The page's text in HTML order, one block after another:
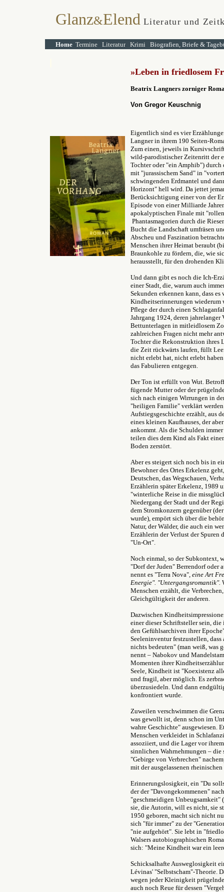
Glanz&Elend Literatur und
Home Termine Literatur Krimi Biografien, Briefe &
»Leben in friedlosem
Beatrix Langners zorniger
Von Gregor Keuschnig
Eigentlich sind es vier
Langner in ihrem 190 Seiten-
Zum einen, jeweils in
wild-parodistischer Zeitenritt der
Tochter oder "ein Amphib")
mit "jurassischem Sand" in
schwingenden Erdmantel und
Horizont" hell wird. Da jettet
Berücksichtigung einer von der
Episode von einer Milliarde
apokalyptischen Finale mit
Phantasmagorien durch die
Bucht die Landschaft umfräsen
Abscheu und Faszination
Menschen ihrer Heimat beraubt
Braunkohle zu fördern, die, wie
herausstellt, für den drohenden
Und dann gibt es noch die Ich-
einer Stadt, die, warum auch
Sekunden erkennen kann, dass
Kindheitserinnerungen wiederum
Pflege der durch einen
Jahrgang 1924, deren
Bettunterlagen in mitleidlosem
zahlreichen Fragen nicht mehr
Tochter die Rekonstruktion ihres
die Zeit rückwärts laufen, füllt
nicht erlebt hat, nicht erlebt
das Fabulieren entgegen.
Der Ton ist erfüllt von Wut.
fügende Mutter oder der
sich nach einigen Wirrungen in
"heiligen Familie" verklärt
Aufstiegsgeschichte erzählt, aus
eines kleinen Kaufhauses, der
ankommt. Als die Schulden
teilen dies dem Kind als Fakt
Boden zerstört.
Aber es steigert sich noch bis in
Bewohner des Ortes Erkelenz
Deutschen, das Wegschauen,
Erzählerin später Erkelenz, 1989
"winterliche Reise in die
Niedergang der Stadt und der
dem Stromkonzern gegenüber
wurde), empört sich über die
Natur, der Wälder, die auch ein
Erzählerin der Verlust der Spuren
"Un-Ort".
Noch einmal, so der Subkontext,
"Dorf der Juden" Berrendorf oder
nennt es "Terra Nova", eine Art
Energie". "Untergangsromantik".
Menschen erzählt, die
Gleichgültigkeit der anderen.
Dazwischen
einer dieser Schriftsteller sein,
den Gefühlsarchiven ihrer
Seeleninventur festzustellen,
nichts bedeuten" (man weiß, was
nennt – Nabokov und
Momenten ihrer
Seele, Kindheit ist "Koexistenz
und fragil, aber möglich. Es
überzusiedeln. Und dann
konfrontiert wurde.
Zuweilen verschwimmen die
was gewollt ist, denn schon im
wahre Geschichte" ausgewiesen.
Menschen verkleidet in
assoziiert, und die Lager vor
sinnlichen Wahrnehmungen – die
"Gebirge von Verbrechen"
mit der ausgelassenen
Erinnerungslosigkeit, ein "Du
der der "Davongekommenen"
"geschmeidigen Unbeugsamkeit"
sie, die Autorin, will es nicht, sie
1950 geboren, macht sich nicht
sich "für immer" zu der
"nie aufgehört". Sie lebt in
Walsers autobiographischen
sich: "Meine Kindheit war ein
Schicksalhafte Ausweglosigkeit
Lévinas' "Selbstscham"-Theorie.
wegen jeder Kleinigkeit
auch noch Reue für dessen